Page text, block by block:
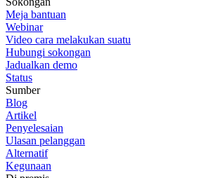
Meja bantuan
Webinar
Video cara melakukan suatu
Hubungi sokongan
Jadualkan demo
Status
Sumber
Blog
Artikel
Penyelesaian
Ulasan pelanggan
Alternatif
Kegunaan